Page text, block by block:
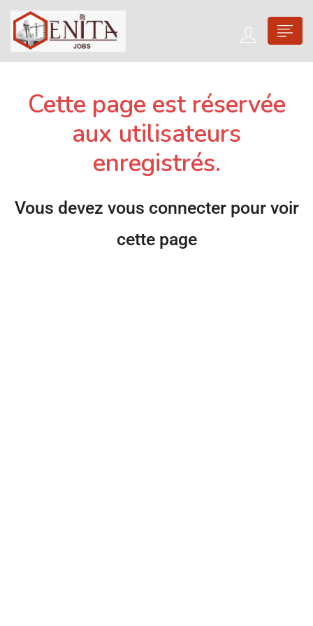
Cette page est réservée
aux utilisateurs
enregistrés.
Vous devez vous connecter pour voir
cette page